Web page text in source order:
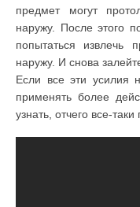
предмет могут
наружу. После этого
попытаться извлечь
наружу. И снова
Если все эти усилия
применять более
узнать, отчего все-